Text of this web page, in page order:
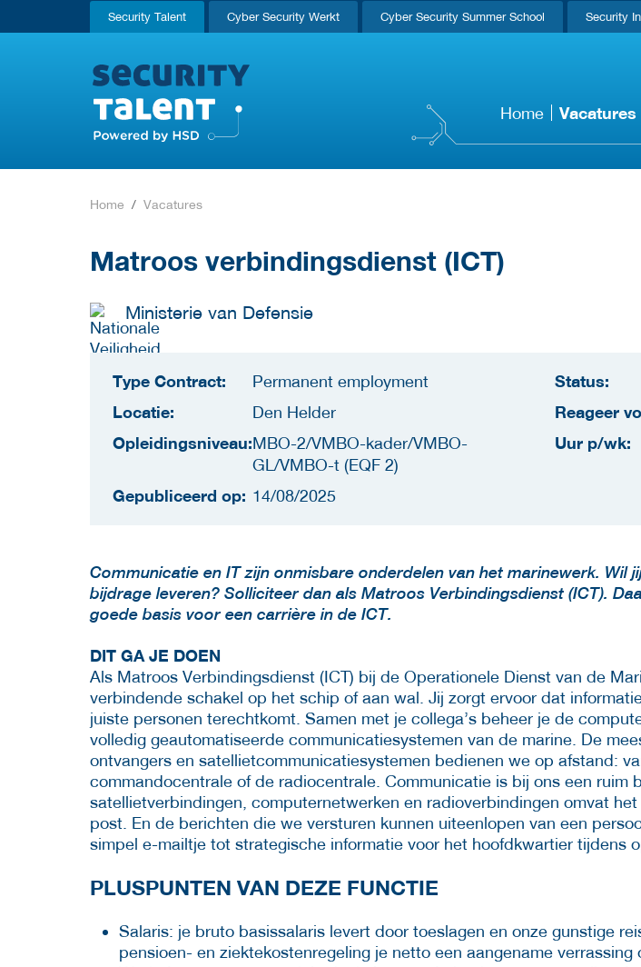
Security Talent Cyber Security Werkt Cyber Security Summer School Security
Home Vacatures
Home Vacatures
Matroos verbindingsdienst (ICT)
Ministerie van Defensie
Type Contract: Permanent employment
Locatie: Den Helder
Opleidingsniveau:MBO-2/VMBO-kader/VMBO-
GL/VMBO-t (EQF 2)
Gepubliceerd op: 14/08/2025
Status:
Reageer
Uur p/wk:
Communicatie en IT zijn onmisbare onderdelen van het marinewerk. Wil
bijdrage leveren? Solliciteer dan als Matroos Verbindingsdienst (ICT).
goede basis voor een carrière in de ICT.
DIT GA JE DOEN
Als Matroos Verbindingsdienst (ICT) bij de Operationele Dienst van de
verbindende schakel op het schip of aan wal. Jij zorgt ervoor dat
juiste personen terechtkomt. Samen met je collega’s beheer je de
volledig geautomatiseerde communicatiesystemen van de marine. De
ontvangers en satellietcommunicatiesystemen bedienen we op afstand:
commandocentrale of de radiocentrale. Communicatie is bij ons een ruim
satellietverbindingen, computernetwerken en radioverbindingen omvat
post. En de berichten die we versturen kunnen uiteenlopen van een
simpel e-mailtje tot strategische informatie voor het hoofdkwartier tijdens
PLUSPUNTEN VAN DEZE FUNCTIE
Salaris: je bruto basissalaris levert door toeslagen en onze gunstige
pensioen- en ziektekostenregeling je netto een aangename verrassing